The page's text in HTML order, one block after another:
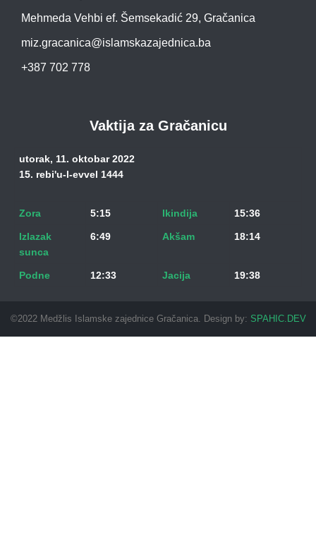
Mehmeda Vehbi ef. Šemsekadić 29, Gračanica
miz.gracanica@islamskazajednica.ba
+387 702 778
Vaktija za Gračanicu
utorak, 11. oktobar 2022
15. rebi'u-l-evvel 1444
Zora 5:15 Ikindija 15:36
Izlazak
sunca
6:49 Akšam 18:14
Podne 12:33 Jacija 19:38
©2022 Medžlis Islamske zajednice Gračanica. Design by: SPAHIC.DEV